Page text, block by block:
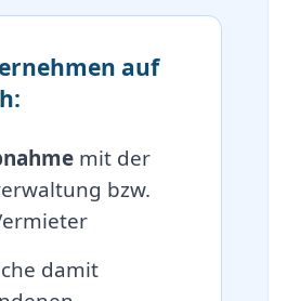
auf
mit der
bzw.
damit